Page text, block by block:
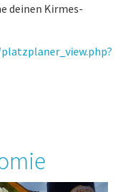
deinen Kirmes-